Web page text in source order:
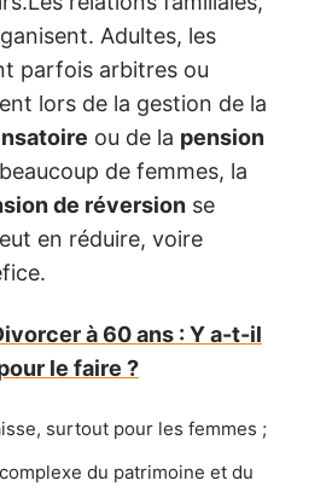
Adultes, les
parfois arbitres ou
lors de la gestion de la
ou de la pension
de femmes, la
de réversion se
en réduire, voire
à 60 ans : Y a-t-il
le faire ?
surtout pour les femmes ;
du patrimoine et du